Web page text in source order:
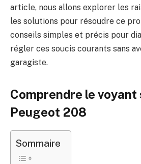
article, nous allons explorer les
les solutions pour résoudre ce
conseils simples et précis pour
régler ces soucis courants sans
garagiste.
Comprendre le voyant
Peugeot 208
Sommaire